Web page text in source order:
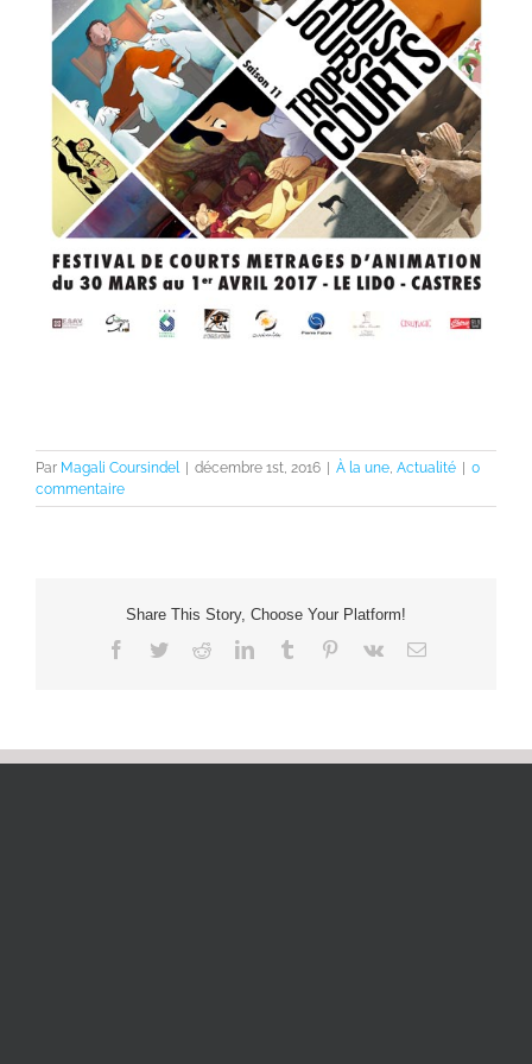
Par Magali Coursindel décembre 1st, 2016 À la une, Actualité
0
commentaire
Share This Story, Choose Your Platform!
Facebook
TwitterRedditLinkedInTumblr Pinterest
Vk Email